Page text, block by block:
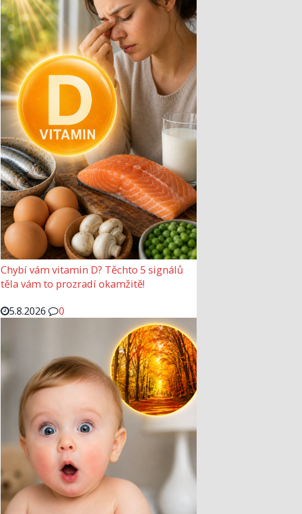
Chybí vám vitamin D? Těchto 5 signálů
těla vám to prozradí okamžitě!
5.8.2026
0